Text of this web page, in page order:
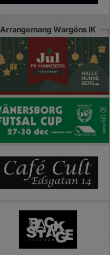
Arrangemang Wargöns IK